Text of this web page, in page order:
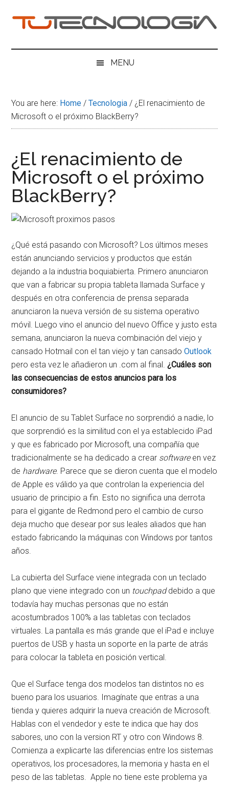
content
menu
sidebar
Tu
Tecnologia
MENU
You are here: Home / Tecnologia / ¿El renacimiento de
Microsoft o el próximo BlackBerry?
¿El renacimiento de
Microsoft o el próximo
BlackBerry?
¿Qué está pasando con Microsoft? Los últimos meses
están anunciando servicios y productos que están
dejando a la industria boquiabierta. Primero anunciaron
que van a fabricar su propia tableta llamada Surface y
después en otra conferencia de prensa separada
anunciaron la nueva versión de su sistema operativo
móvil. Luego vino el anuncio del nuevo Office y justo esta
semana, anunciaron la nueva combinación del viejo y
cansado Hotmail con el tan viejo y tan cansadoOutlook
pero esta vez le añadieron un .com al final. ¿Cuáles son
las consecuencias de estos anuncios para los
consumidores?
El anuncio de su Tablet Surface no sorprendió a nadie, lo
que sorprendió es la similitud con el ya establecido iPad
y que es fabricado por Microsoft, una compañía que
tradicionalmente se ha dedicado a crear softwareen vez
de hardware. Parece que se dieron cuenta que el modelo
de Apple es válido ya que controlan la experiencia del
usuario de principio a fin. Esto no significa una derrota
para el gigante de Redmond pero el cambio de curso
deja mucho que desear por sus leales aliados que han
estado fabricando la máquinas con Windows por tantos
años.
La cubierta del Surface viene integrada con un teclado
plano que viene integrado con un touchpaddebido a que
todavía hay muchas personas que no están
acostumbrados 100% a las tabletas con teclados
virtuales. La pantalla es más grande que el iPad e incluye
puertos de USB y hasta un soporte en la parte de atrás
para colocar la tableta en posición vertical.
Que el Surface tenga dos modelos tan distintos no es
bueno para los usuarios. Imagínate que entras a una
tienda y quieres adquirir la nueva creación de Microsoft.
Hablas con el vendedor y este te indica que hay dos
sabores, uno con la version RT y otro con Windows 8.
Comienza a explicarte las diferencias entre los sistemas
operativos, los procesadores, la memoria y hasta en el
peso de las tabletas. Apple no tiene este problema ya